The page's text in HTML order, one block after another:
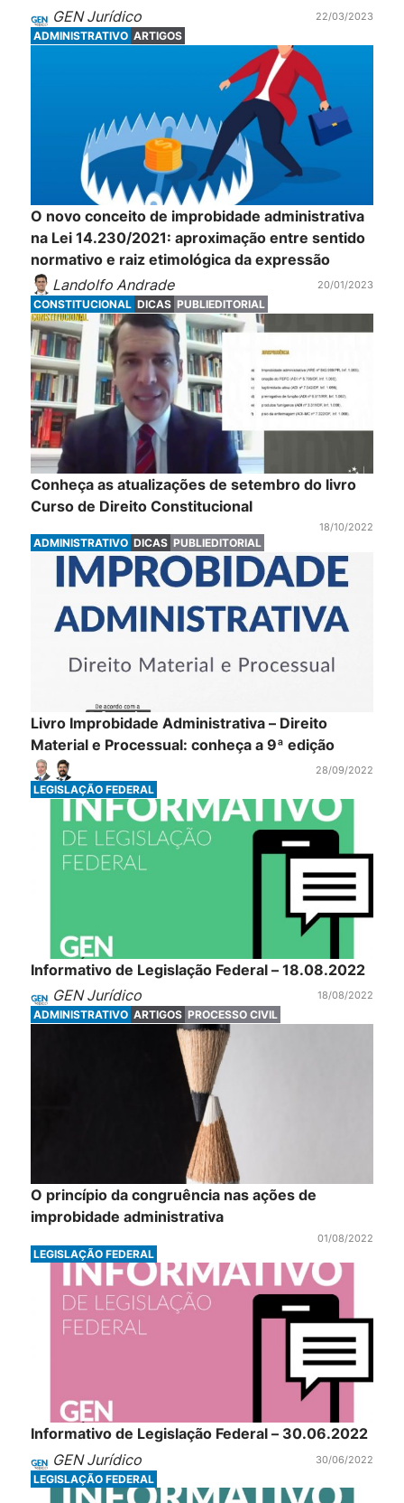
GEN Jurídico 22/03/2023
ADMINISTRATIVO ARTIGOS
O novo conceito de improbidade administrativa
na Lei 14.230/2021: aproximação entre sentido
normativo e raiz etimológica da expressão
Landolfo Andrade
20/01/2023
CONSTITUCIONAL DICAS PUBLIEDITORIAL
Conheça as atualizações de setembro do livro
Curso de Direito Constitucional
18/10/2022
ADMINISTRATIVO DICAS PUBLIEDITORIAL
Livro Improbidade Administrativa – Direito
Material e Processual: conheça a 9ª edição
28/09/2022
LEGISLAÇÃO FEDERAL
Informativo de Legislação Federal – 18.08.2022
GEN Jurídico
18/08/2022
ADMINISTRATIVO ARTIGOS PROCESSO CIVIL
O princípio da congruência nas ações de
improbidade administrativa
01/08/2022
LEGISLAÇÃO FEDERAL
Informativo de Legislação Federal – 30.06.2022
GEN Jurídico
30/06/2022
LEGISLAÇÃO FEDERAL